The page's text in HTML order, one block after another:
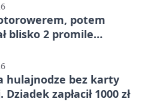
potem
blisko 2 promile
hulajnodze bez karty
zapłacił 1000 zł